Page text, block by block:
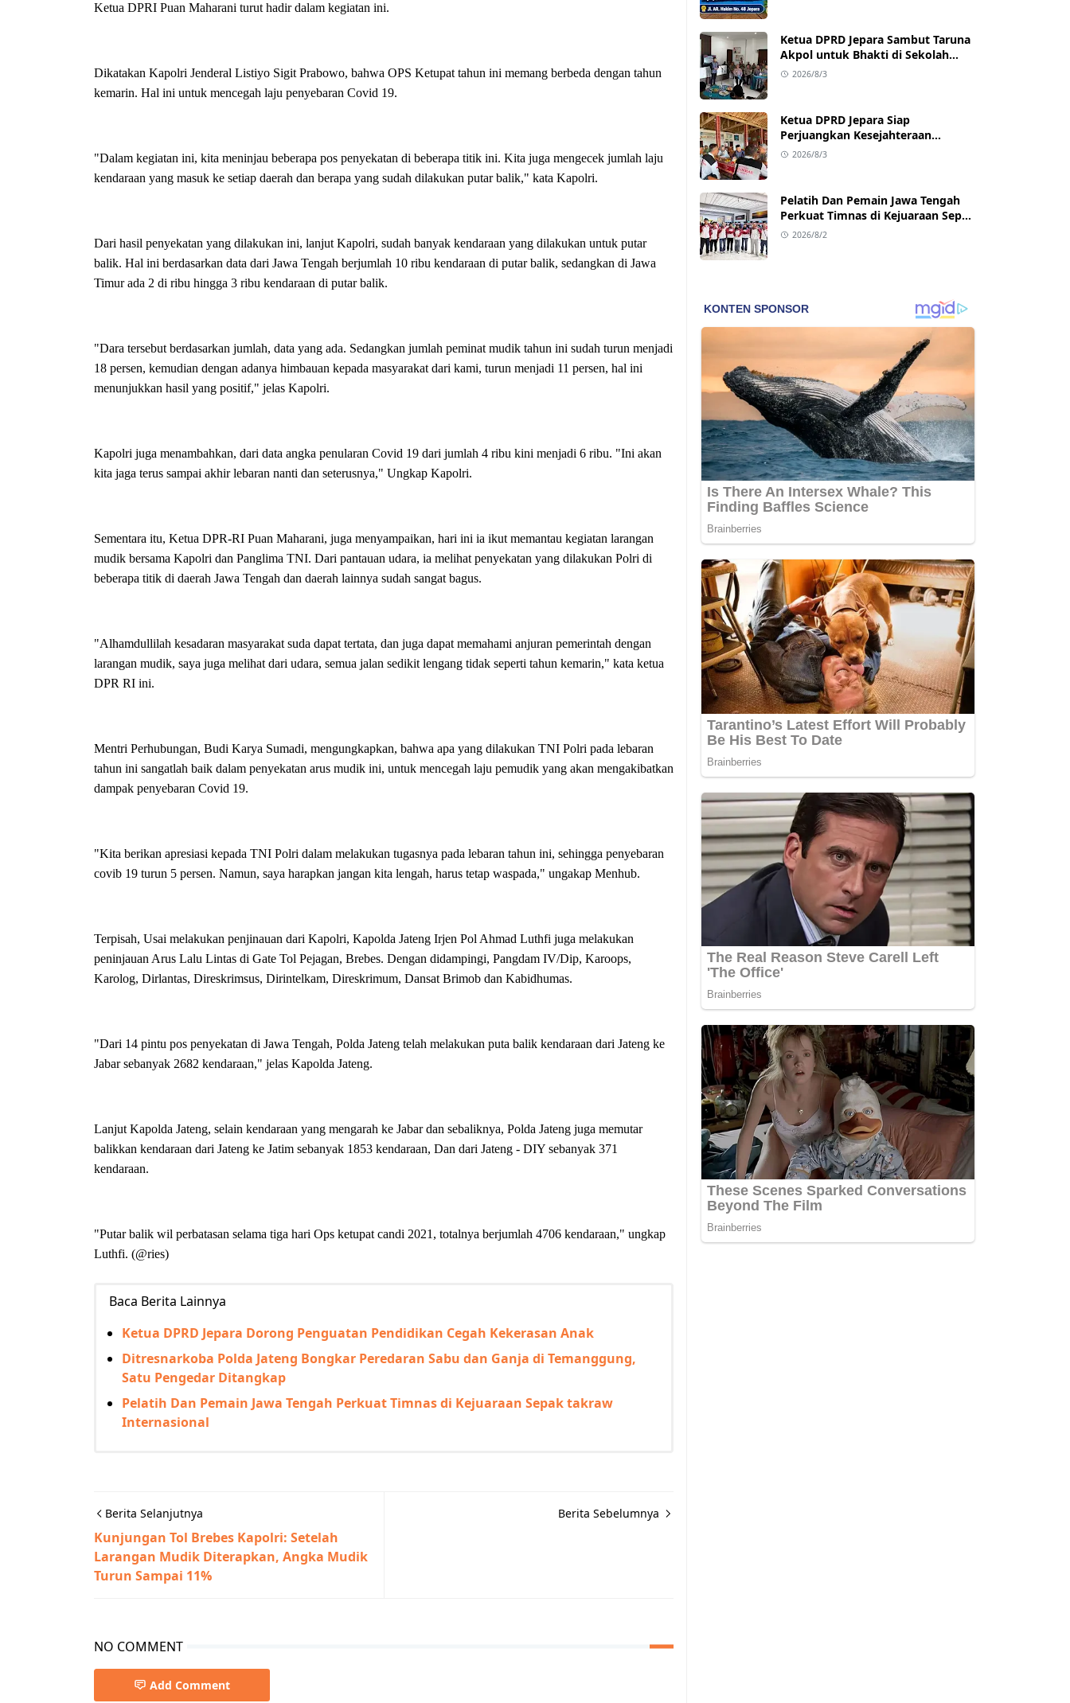
Ketua DPRI Puan Maharani turut hadir dalam kegiatan ini.
Dikatakan Kapolri Jenderal Listiyo Sigit Prabowo, bahwa OPS Ketupat tahun ini memang berbeda dengan tahun
kemarin. Hal ini untuk mencegah laju penyebaran Covid 19.
"Dalam kegiatan ini, kita meninjau beberapa pos penyekatan di beberapa titik ini. Kita juga mengecek jumlah laju
kendaraan yang masuk ke setiap daerah dan berapa yang sudah dilakukan putar balik," kata Kapolri.
Dari hasil penyekatan yang dilakukan ini, lanjut Kapolri, sudah banyak kendaraan yang dilakukan untuk putar
balik. Hal ini berdasarkan data dari Jawa Tengah berjumlah 10 ribu kendaraan di putar balik, sedangkan di Jawa
Timur ada 2 di ribu hingga 3 ribu kendaraan di putar balik.
"Dara tersebut berdasarkan jumlah, data yang ada. Sedangkan jumlah peminat mudik tahun ini sudah turun menjadi
18 persen, kemudian dengan adanya himbauan kepada masyarakat dari kami, turun menjadi 11 persen, hal ini
menunjukkan hasil yang positif," jelas Kapolri.
Kapolri juga menambahkan, dari data angka penularan Covid 19 dari jumlah 4 ribu kini menjadi 6 ribu. "Ini akan
kita jaga terus sampai akhir lebaran nanti dan seterusnya," Ungkap Kapolri.
Sementara itu, Ketua DPR-RI Puan Maharani, juga menyampaikan, hari ini ia ikut memantau kegiatan larangan
mudik bersama Kapolri dan Panglima TNI. Dari pantauan udara, ia melihat penyekatan yang dilakukan Polri di
beberapa titik di daerah Jawa Tengah dan daerah lainnya sudah sangat bagus.
"Alhamdullilah kesadaran masyarakat suda dapat tertata, dan juga dapat memahami anjuran pemerintah dengan
larangan mudik, saya juga melihat dari udara, semua jalan sedikit lengang tidak seperti tahun kemarin," kata ketua
DPR RI ini.
Mentri Perhubungan, Budi Karya Sumadi, mengungkapkan, bahwa apa yang dilakukan TNI Polri pada lebaran
tahun ini sangatlah baik dalam penyekatan arus mudik ini, untuk mencegah laju pemudik yang akan mengakibatkan
dampak penyebaran Covid 19.
"Kita berikan apresiasi kepada TNI Polri dalam melakukan tugasnya pada lebaran tahun ini, sehingga penyebaran
covib 19 turun 5 persen. Namun, saya harapkan jangan kita lengah, harus tetap waspada," ungakap Menhub.
Terpisah, Usai melakukan penjinauan dari Kapolri, Kapolda Jateng Irjen Pol Ahmad Luthfi juga melakukan
peninjauan Arus Lalu Lintas di Gate Tol Pejagan, Brebes. Dengan didampingi, Pangdam IV/Dip, Karoops,
Karolog, Dirlantas, Direskrimsus, Dirintelkam, Direskrimum, Dansat Brimob dan Kabidhumas.
"Dari 14 pintu pos penyekatan di Jawa Tengah, Polda Jateng telah melakukan puta balik kendaraan dari Jateng ke
Jabar sebanyak 2682 kendaraan," jelas Kapolda Jateng.
Lanjut Kapolda Jateng, selain kendaraan yang mengarah ke Jabar dan sebaliknya, Polda Jateng juga memutar
balikkan kendaraan dari Jateng ke Jatim sebanyak 1853 kendaraan, Dan dari Jateng - DIY sebanyak 371
kendaraan.
"Putar balik wil perbatasan selama tiga hari Ops ketupat candi 2021, totalnya berjumlah 4706 kendaraan," ungkap
Luthfi. (@ries)
Baca Berita Lainnya
Ketua DPRD Jepara Dorong Penguatan Pendidikan Cegah Kekerasan Anak
Ditresnarkoba Polda Jateng Bongkar Peredaran Sabu dan Ganja di Temanggung,
Satu Pengedar Ditangkap
Pelatih Dan Pemain Jawa Tengah Perkuat Timnas di Kejuaraan Sepak takraw
Internasional
Berita Selanjutnya
Kunjungan Tol Brebes Kapolri: Setelah
Larangan Mudik Diterapkan, Angka Mudik
Turun Sampai 11%
Berita Sebelumnya
NO COMMENT
Add Comment
Ketua DPRD Jepara Sambut Taruna
Akpol untuk Bhakti di Sekolah
Rakyat Jepara
2026/8/3
Ketua DPRD Jepara Siap
Perjuangkan Kesejahteraan
Satlinmas Jepara
2026/8/3
Pelatih Dan Pemain Jawa Tengah
Perkuat Timnas di Kejuaraan Sepak
takraw Internasional
2026/8/2